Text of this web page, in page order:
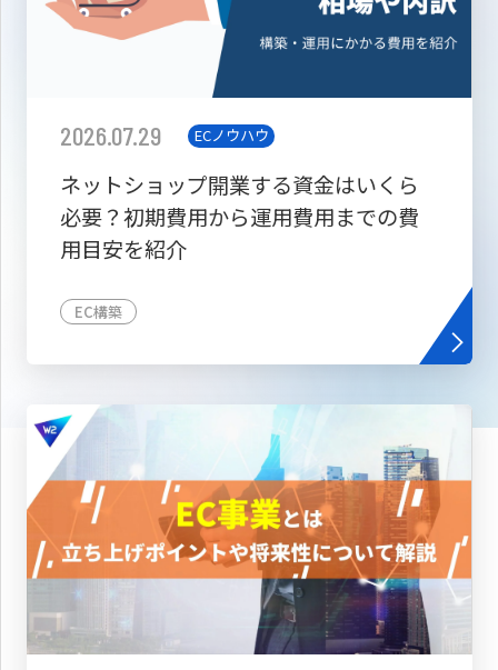
2026.07.29 ECノウハウ
ネットショップ開業する資金はいくら
必要？初期費用から運用費用までの費
用目安を紹介
EC構築